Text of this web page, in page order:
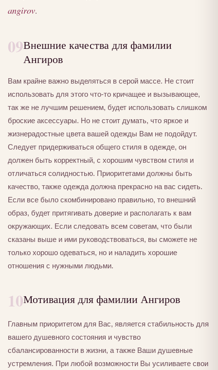
angirov.
09Внешние качества для фамилии
Ангиров
Вам крайне важно выделяться в серой массе. Не стоит
использовать для этого что-то кричащее и вызывающее,
так же не лучшим решением, будет использовать слишком
броские аксессуары. Но не стоит думать, что яркое и
жизнерадостные цвета вашей одежды Вам не подойдут.
Следует придерживаться общего стиля в одежде, он
должен быть корректный, с хорошим чувством стиля и
отличаться солидностью. Приоритетами должны быть
качество, также одежда должна прекрасно на вас сидеть.
Если все было скомбинировано правильно, то внешний
образ, будет притягивать доверие и располагать к вам
окружающих. Если следовать всем советам, что были
сказаны выше и ими руководствоваться, вы сможете не
только хорошо одеваться, но и наладить хорошие
отношения с нужными людьми.
10Мотивация для фамилии Ангиров
Главным приоритетом для Вас, является стабильность для
вашего душевного состояния и чувство
сбалансированности в жизни, а также Ваши душевные
устремления. При любой возможности Вы усиливаете свои